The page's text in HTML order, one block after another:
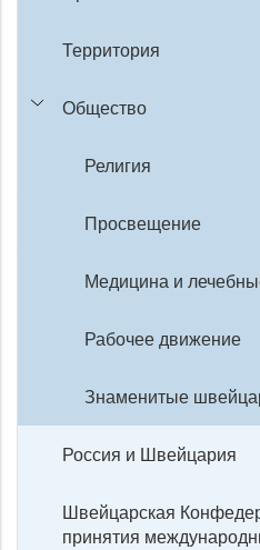
Территория
Общество
Религия
Просвещение
Медицина и
Рабочее движение
Знаменитые
Россия и Швейцария
Швейцарская
принятия